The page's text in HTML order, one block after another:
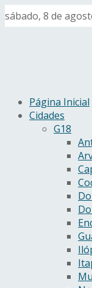
sábado, 8 de
Página Inicial
Cidades
G18